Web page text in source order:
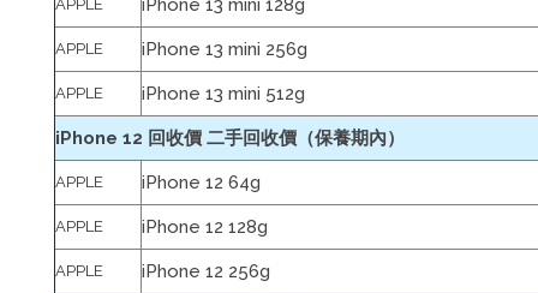
APPLE iPhone 13 mini 128g
APPLE iPhone 13 mini 256g
APPLE iPhone 13 mini 512g
iPhone 12 回收價 二手回收價（保養期內）
APPLE iPhone 12 64g
APPLE iPhone 12 128g
APPLE iPhone 12 256g